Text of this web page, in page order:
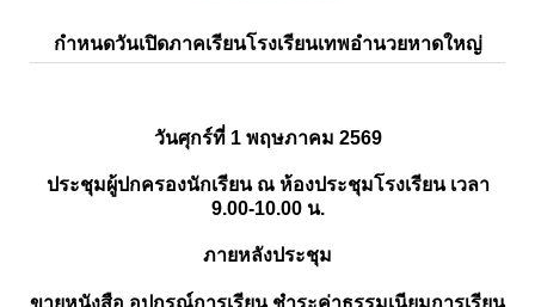
กำหนดวันเปิดภาคเรียนโรงเรียนเทพอำนวยหาดใหญ่
วันศุกร์ที่ 1 พฤษภาคม 2569
ประชุมผู้ปกครองนักเรียน ณ ห้องประชุมโรงเรียน เวลา
9.00-10.00 น.
ภายหลังประชุม
ขายหนังสือ อุปกรณ์การเรียน ชำระค่าธรรมเนียมการเรียน